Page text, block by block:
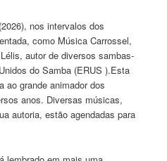
nos intervalos dos
como Música Carrossel,
autor de diversos sambas-
do Samba (ERUS ).Esta
ao grande animador dos
anos. Diversas músicas,
autoria, estão agendadas para